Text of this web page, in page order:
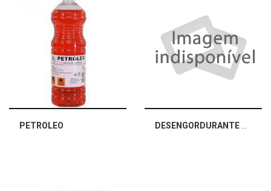
PETROLEO